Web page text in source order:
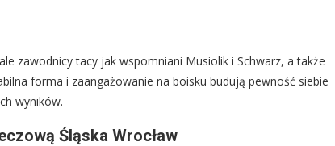
zawodnicy tacy jak wspomniani Musiolik i Schwarz, a także
forma i zaangażowanie na boisku budują pewność siebie
wyników.
Śląska Wrocław